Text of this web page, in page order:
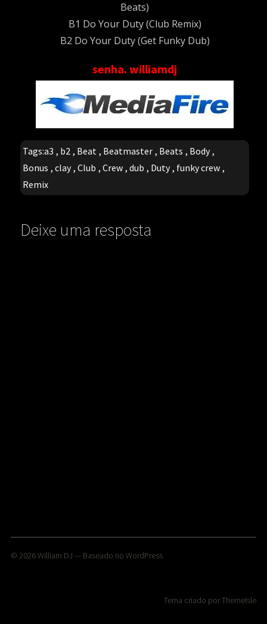
Beats)
B1 Do Your Duty (Club Remix)
B2 Do Your Duty (Get Funky Dub)
senha. williamdj
Tags:a3 , b2 , Beat , Beatmaster , Beats , Body ,
Bonus ,clay ,Club ,Crew ,dub , Duty , funky crew ,
Remix
Deixe uma resposta
© 2026William DJ — Baseado no WordPress
Tema criado porThemeIsle